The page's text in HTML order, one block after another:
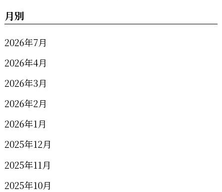
月別
2026年7月
2026年4月
2026年3月
2026年2月
2026年1月
2025年12月
2025年11月
2025年10月